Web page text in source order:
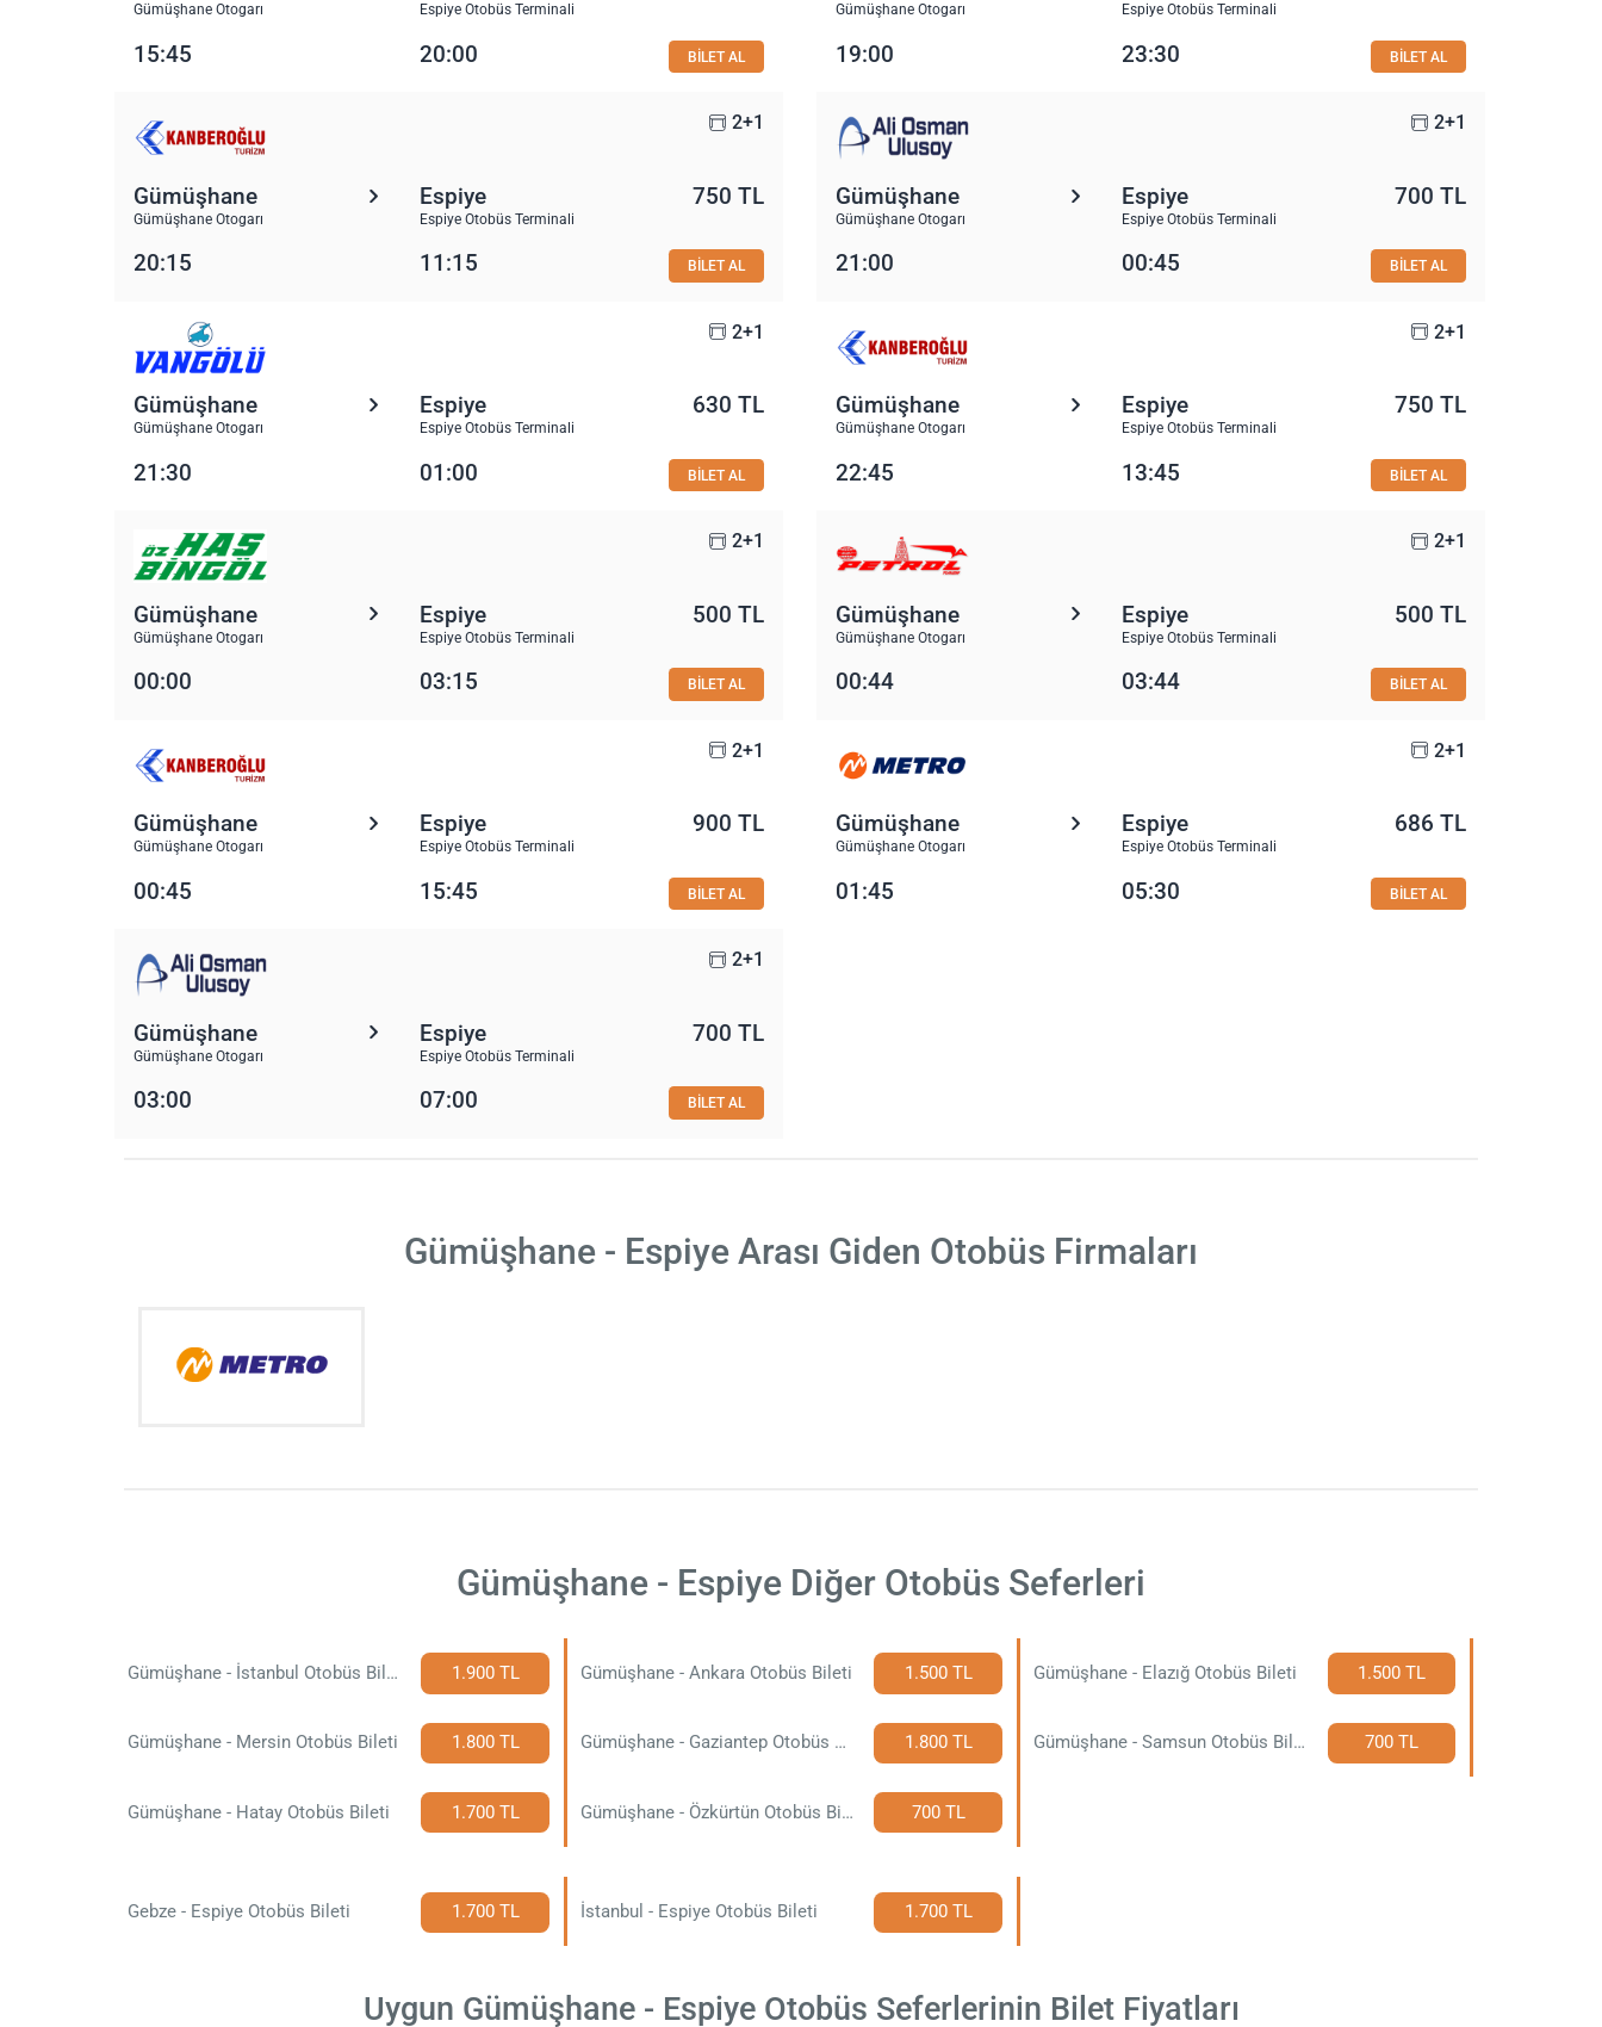
Gümüşhane Otogarı Espiye Otobüs Terminali
15:45 20:00 BİLET AL
Gümüşhane Otogarı Espiye Otobüs Terminali
19:00 23:30 BİLET AL
2+1
Gümüşhane
Gümüşhane Otogarı
Espiye
Espiye Otobüs Terminali
750 TL
20:15 11:15 BİLET AL
2+1
Gümüşhane
Gümüşhane Otogarı
Espiye
Espiye Otobüs Terminali
700 TL
21:00 00:45 BİLET AL
2+1
Gümüşhane
Gümüşhane Otogarı
Espiye
Espiye Otobüs Terminali
630 TL
21:30 01:00 BİLET AL
2+1
Gümüşhane
Gümüşhane Otogarı
Espiye
Espiye Otobüs Terminali
750 TL
22:45 13:45 BİLET AL
2+1
Gümüşhane
Gümüşhane Otogarı
Espiye
Espiye Otobüs Terminali
500 TL
00:00 03:15 BİLET AL
2+1
Gümüşhane
Gümüşhane Otogarı
Espiye
Espiye Otobüs Terminali
500 TL
00:44 03:44 BİLET AL
2+1
Gümüşhane
Gümüşhane Otogarı
Espiye
Espiye Otobüs Terminali
900 TL
00:45 15:45 BİLET AL
2+1
Gümüşhane
Gümüşhane Otogarı
Espiye
Espiye Otobüs Terminali
686 TL
01:45 05:30 BİLET AL
2+1
Gümüşhane
Gümüşhane Otogarı
Espiye
Espiye Otobüs Terminali
700 TL
03:00 07:00 BİLET AL
Gümüşhane - Espiye Arası Giden Otobüs Firmaları
Gümüşhane - Espiye Diğer Otobüs Seferleri
Gümüşhane - İstanbul Otobüs Bileti 1.900 TL Gümüşhane - Ankara Otobüs Bileti 1.500 TL Gümüşhane - Elazığ Otobüs Bileti 1.500 TL
Gümüşhane - Mersin Otobüs Bileti 1.800 TL Gümüşhane - Gaziantep Otobüs Bileti 1.800 TL Gümüşhane - Samsun Otobüs Bileti 700 TL
Gümüşhane - Hatay Otobüs Bileti 1.700 TL Gümüşhane - Özkürtün Otobüs Bileti 700 TL
Gebze - Espiye Otobüs Bileti 1.700 TL İstanbul - Espiye Otobüs Bileti 1.700 TL
Uygun Gümüşhane - Espiye Otobüs Seferlerinin Bilet Fiyatları